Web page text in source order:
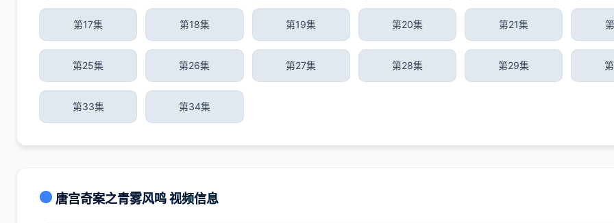
第17集 第18集 第19集 第20集 第21集
第25集 第26集 第27集 第28集 第29集
第33集 第34集
唐宫奇案之青雾风鸣 视频信息